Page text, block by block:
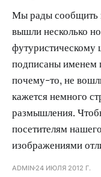
Мы рады сообщить
вышли несколько
подписаны именем
почему-то, не
кажется немного
размышления.
посетителям
изображениями
ADMIN 24 ИЮЛЯ 2012 Г.